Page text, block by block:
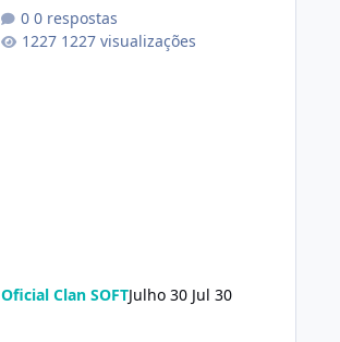
0 respostas
1227 visualizações
Oficial Clan SOFTJulho 30 Jul 30